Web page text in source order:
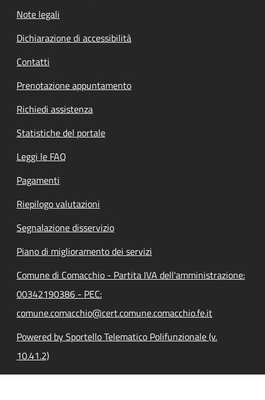
Note legali
Dichiarazione di accessibilità
Contatti
Prenotazione appuntamento
Richiedi assistenza
Statistiche del portale
Leggi le FAQ
Pagamenti
Riepilogo valutazioni
Segnalazione disservizio
Piano di miglioramento dei servizi
Comune di Comacchio - Partita IVA dell'amministrazione:
00342190386 - PEC:
comune.comacchio@cert.comune.comacchio.fe.it
Powered by Sportello Telematico Polifunzionale (v.
10.41.2)